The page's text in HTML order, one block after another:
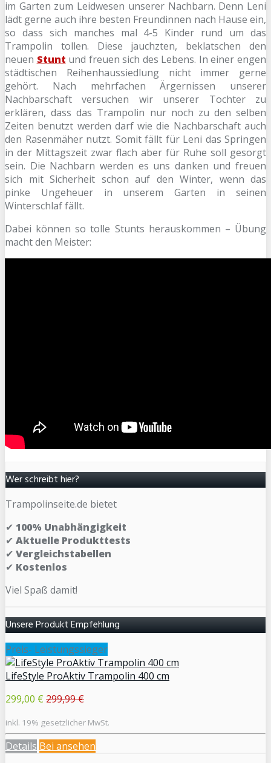
im Garten zum Leidwesen unserer Nachbarn. Denn Leni
lädt gerne auch ihre besten Freundinnen nach Hause ein,
so dass sich manches mal 4-5 Kinder rund um das
Trampolin tollen. Diese jauchzten, beklatschen den
neuen Stunt und freuen sich des Lebens. In einer engen
städtischen Reihenhaussiedlung nicht immer gerne
gehört. Nach mehrfachen Ärgernissen unserer
Nachbarschaft versuchen wir unserer Tochter zu
erklären, dass das Trampolin nur noch zu den selben
Zeiten benutzt werden darf wie die Nachbarschaft auch
den Rasenmäher nutzt. Somit fällt für Leni das Springen
in der Mittagszeit zwar flach aber für Ruhe soll gesorgt
sein. Die Nachbarn werden es uns danken und freuen
sich mit Sicherheit schon auf den Winter, wenn das
pinke Ungeheuer in unserem Garten in seinen
Winterschlaf fällt.
Dabei können so tolle Stunts herauskommen – Übung
macht den Meister:
Wer schreibt hier?
Trampolinseite.de bietet
✔ 100% Unabhängigkeit
✔ Aktuelle Produkttests
✔ Vergleichstabellen
✔ Kostenlos
Viel Spaß damit!
Unsere Produkt Empfehlung
Preis- Leistungssieger
LifeStyle ProAktiv Trampolin 400 cm
299,00 € 299,99 €
inkl. 19% gesetzlicher MwSt.
Details Bei ansehen